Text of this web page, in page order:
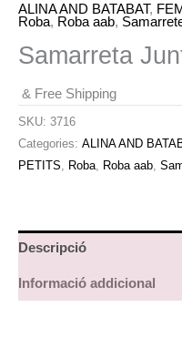
ALINA AND BATABAT,
Roba, Roba aab,
Samarreta
& Free Shipping
SKU: 3716
Categories: ALINA AND
PETITS, Roba, Roba aab,
Descripció
Informació addicional